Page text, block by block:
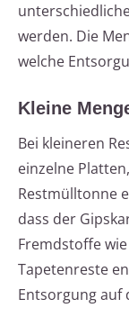
werden. Die
welche
Kleine
Bei kleineren
einzelne
Restmülltonne
dass der
Fremdstoffe
Tapetenreste
Entsorgung auf